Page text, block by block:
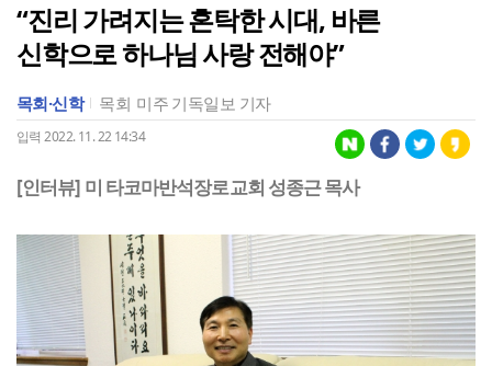
“진리 가려지는 혼탁한 시대, 바른
신학으로 하나님 사랑 전해야”
목회·신학 목회 미주 기독일보 기자
입력 2022. 11. 22 14:34
[인터뷰] 미 타코마반석장로교회 성종근 목사